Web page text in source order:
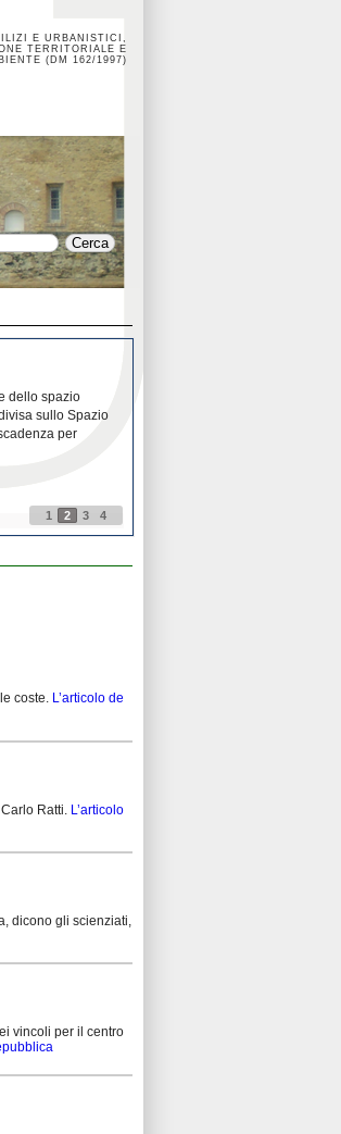
E URBANISTICI,
TERRITORIALE E
(DM 162/1997)
dello spazio
sullo Spazio
per
1 2 3 4
coste. L’articolo de
Ratti. L’articolo
dicono gli scienziati,
vincoli per il centro